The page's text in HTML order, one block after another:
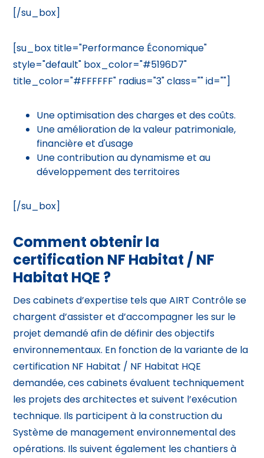
[/su_box]
[su_box title="Performance Économique"
style="default" box_color="#5196D7"
title_color="#FFFFFF" radius="3" class="" id=""]
Une optimisation des charges et des coûts.
Une amélioration de la valeur patrimoniale,
financière et d'usage
Une contribution au dynamisme et au
développement des territoires
[/su_box]
Comment obtenir la
certification NF Habitat / NF
Habitat HQE ?
Des cabinets d’expertise tels que AIRT Contrôle se
chargent d’assister et d’accompagner les sur le
projet demandé afin de définir des objectifs
environnementaux. En fonction de la variante de la
certification NF Habitat / NF Habitat HQE
demandée, ces cabinets évaluent techniquement
les projets des architectes et suivent l’exécution
technique. Ils participent à la construction du
Système de management environnemental des
opérations. Ils suivent également les chantiers à